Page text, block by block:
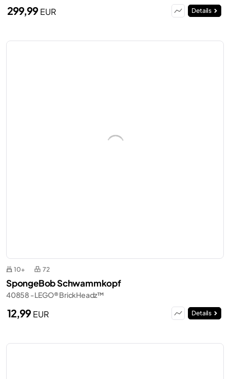
299,99EUR Details
10+ 72
SpongeBob Schwammkopf
40858 - LEGO® BrickHeadz™
12,99EUR Details